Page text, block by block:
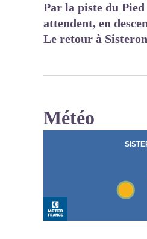
Par la piste du
attendent, en
Le retour à
Météo